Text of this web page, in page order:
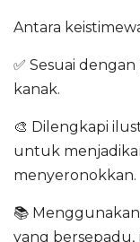
Antara
✅ Sesuai
kanak.
🎨 Dilengkapi
untuk
menyeronokkan.
📚
yang